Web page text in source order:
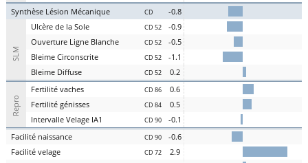
Synthèse Lésion Mécanique CD -0.8
SLM
Ulcère de la Sole CD 52
-0.9
Ouverture Ligne Blanche CD 52
-0.5
Bleime Circonscrite CD 52
-1.1
Bleime Diffuse CD 52 0.2
Repro
Fertilité vaches CD 86
0.6
Fertilité génisses CD 84
0.5
Intervalle Velage IA1 CD 90
-0.1
Facilité naissance CD 90
-0.6
Facilité velage CD 72
2.9